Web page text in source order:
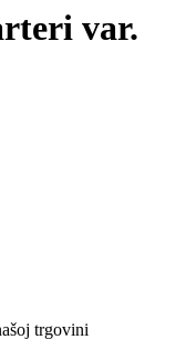
var.
trgovini